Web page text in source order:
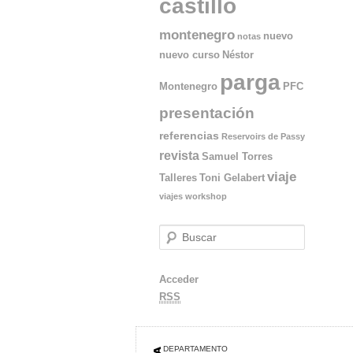
castillo
montenegro notas nuevo
nuevo curso Néstor
Montenegro parga PFC
presentación
referencias Reservoirs de Passy
revista Samuel Torres
Talleres Toni Gelabert viaje
viajes workshop
u
c
a
Acceder
RSS
DEPARTAMENTO